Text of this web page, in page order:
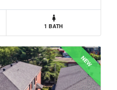
1 BATH
NEW